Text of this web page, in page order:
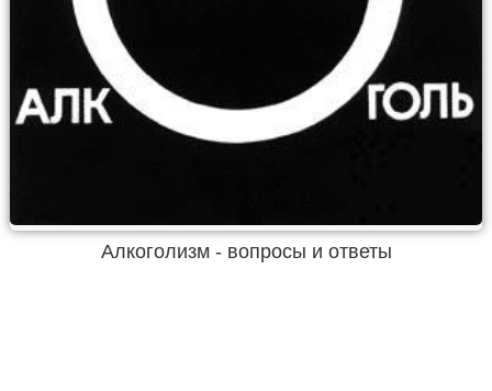
Алкоголизм - вопросы и ответы